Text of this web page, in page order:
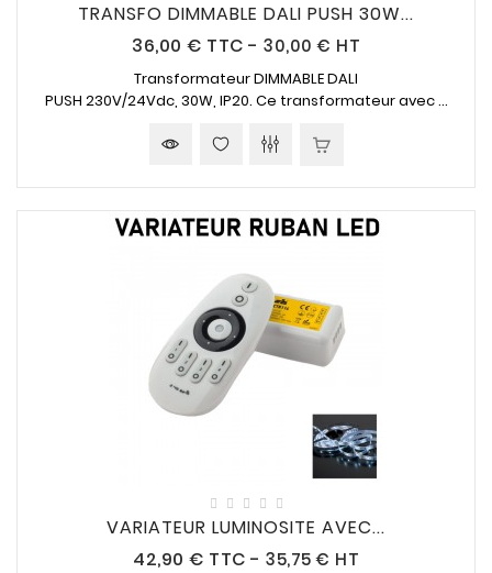
TRANSFO DIMMABLE DALI PUSH 30W...
36,00 € Prix
TTC - 30,00 € HT
Transformateur DIMMABLE DALI
PUSH 230V/24Vdc, 30W, IP20. Ce transformateur avec ...
VARIATEUR LUMINOSITE AVEC...
42,90 € Prix
TTC - 35,75 € HT